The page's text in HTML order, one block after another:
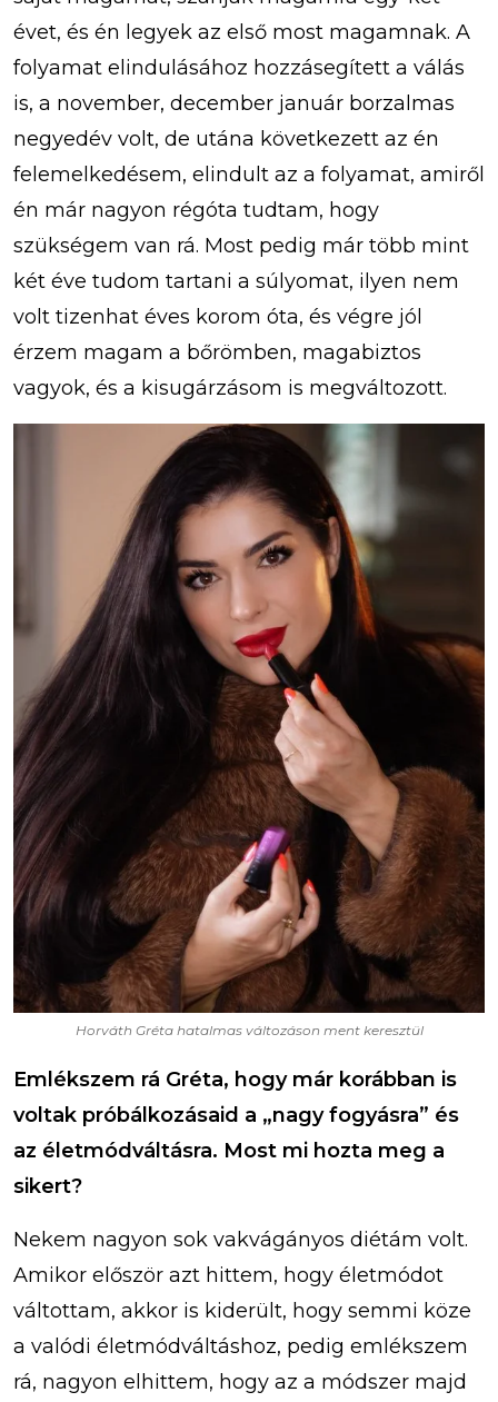
évet, és én legyek az első most magamnak. A
folyamat elindulásához hozzásegített a válás
is, a november, december január borzalmas
negyedév volt, de utána következett az én
felemelkedésem, elindult az a folyamat, amiről
én már nagyon régóta tudtam, hogy
szükségem van rá. Most pedig már több mint
két éve tudom tartani a súlyomat, ilyen nem
volt tizenhat éves korom óta, és végre jól
érzem magam a bőrömben, magabiztos
vagyok, és a kisugárzásom is megváltozott.
Horváth Gréta hatalmas változáson ment keresztül
Emlékszem rá Gréta, hogy már korábban is
voltak próbálkozásaid a „nagy fogyásra” és
az életmódváltásra. Most mi hozta meg a
sikert?
Nekem nagyon sok vakvágányos diétám volt.
Amikor először azt hittem, hogy életmódot
váltottam, akkor is kiderült, hogy semmi köze
a valódi életmódváltáshoz, pedig emlékszem
rá, nagyon elhittem, hogy az a módszer majd